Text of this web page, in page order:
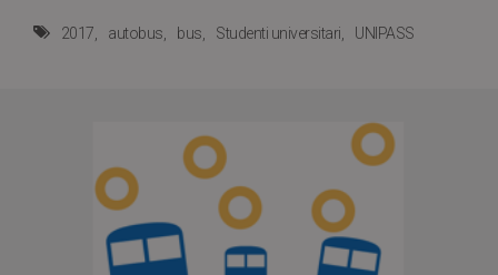
2017 autobus bus Studenti universitari UNIPASS